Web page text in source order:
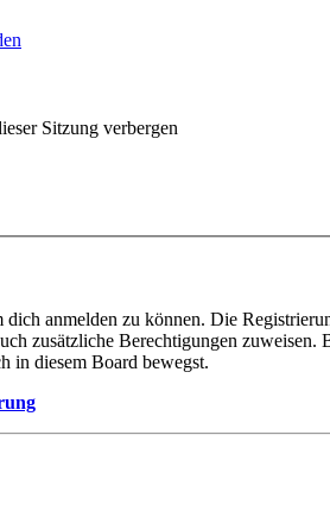
Sitzung verbergen
dich anmelden zu können. Die
zusätzliche Berechtigungen
in diesem Board bewegst.